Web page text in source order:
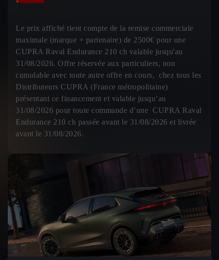
Le prix affiché tient compte de la remise commerciale
maximale (marque + partenaire) de 2500€ pour une
CUPRA Raval Endurance 210 ch valable jusqu'au
31/08/2026. Offre réservée aux particuliers, non
cumulable avec toute autre offre en cours, chez tous les
Distributeurs CUPRA (France métropolitaine)
présentant ce financement et valable jusqu’au
31/08/2026 pour toute commande d’une CUPRA Raval
Endurance 210 ch passée avant le 31/08/2026 et livrée
avant le 31/08/2026.